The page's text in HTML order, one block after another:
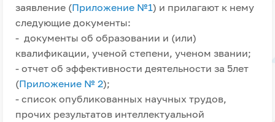
заявление (Приложение №1) и прилагают к нему
следующие документы:
- документы об образовании и (или)
квалификации, ученой степени, ученом звании;
- отчет об эффективности деятельности за 5лет
(Приложение № 2);
- список опубликованных научных трудов,
прочих результатов интеллектуальной